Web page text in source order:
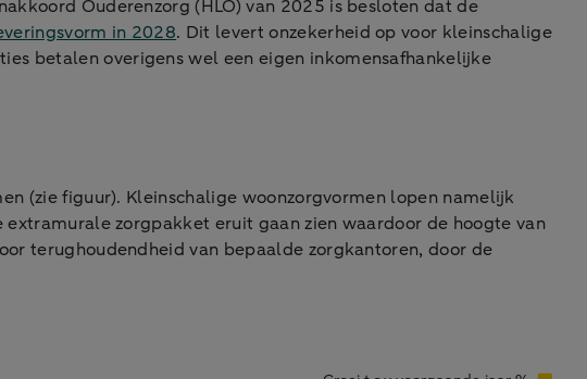
Ouderenzorg (HLO) van 2025 is besloten dat de
in 2028. Dit levert onzekerheid op voor kleinschalige
betalen overigens wel een eigen inkomensafhankelijke
(zie figuur). Kleinschalige woonzorgvormen lopen namelijk
zorgpakket eruit gaan zien waardoor de hoogte van
terughoudendheid van bepaalde zorgkantoren, door de